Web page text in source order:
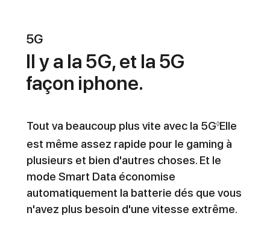
5G
Il y a la 5G, et la 5G
façon iphone.
Tout va beaucoup plus vite avec la 5G◊Elle
est même assez rapide pour le gaming à
plusieurs et bien d'autres choses. Et le
mode Smart Data économise
automatiquement la batterie dés que vous
n'avez plus besoin d'une vitesse extrême.